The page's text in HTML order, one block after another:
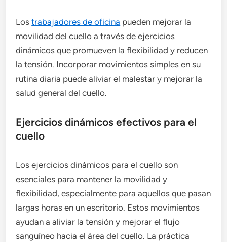
Lostrabajadores de oficina pueden mejorar la
movilidad del cuello a través de ejercicios
dinámicos que promueven la flexibilidad y reducen
la tensión. Incorporar movimientos simples en su
rutina diaria puede aliviar el malestar y mejorar la
salud general del cuello.
Ejercicios dinámicos efectivos para el
cuello
Los ejercicios dinámicos para el cuello son
esenciales para mantener la movilidad y
flexibilidad, especialmente para aquellos que pasan
largas horas en un escritorio. Estos movimientos
ayudan a aliviar la tensión y mejorar el flujo
sanguíneo hacia el área del cuello. La práctica